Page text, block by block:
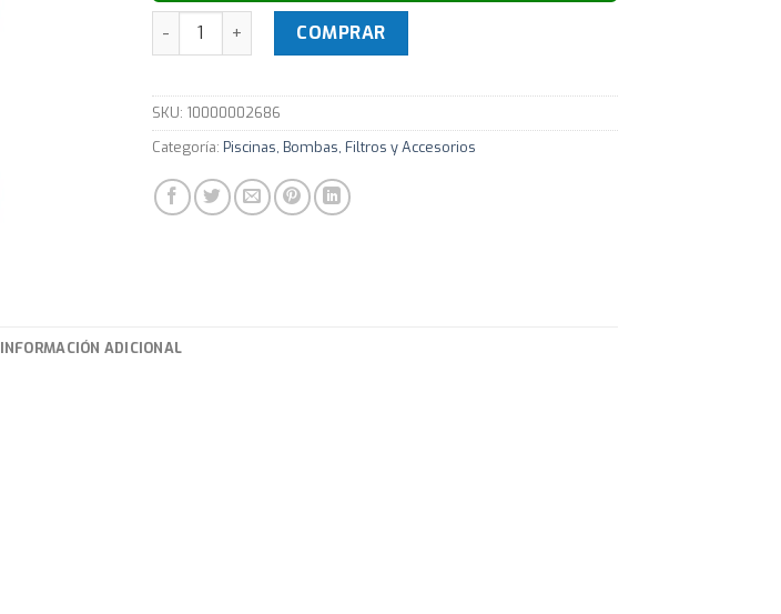
RECOGEHOJAS VULCANO FONDO P/32MM Para Piscina cantidad
COMPRAR
SKU: 10000002686
Categoría: Piscinas, Bombas, Filtros y Accesorios
INFORMACIÓN ADICIONAL